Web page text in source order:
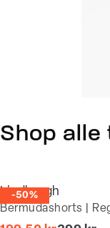
Shop alle
-50%
Lindbergh
Bermudashorts |